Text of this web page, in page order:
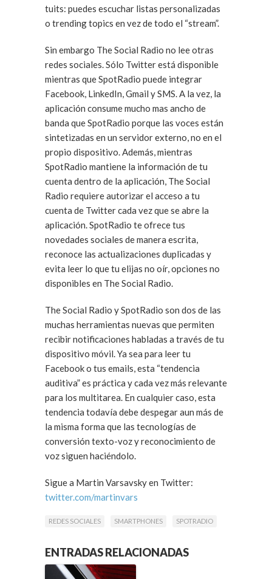
tuits: puedes escuchar listas personalizadas
o trending topics en vez de todo el “stream”.
Sin embargo The Social Radio no lee otras
redes sociales. Sólo Twitter está disponible
mientras que SpotRadio puede integrar
Facebook, LinkedIn, Gmail y SMS. A la vez, la
aplicación consume mucho mas ancho de
banda que SpotRadio porque las voces están
sintetizadas en un servidor externo, no en el
propio dispositivo. Además, mientras
SpotRadio mantiene la información de tu
cuenta dentro de la aplicación, The Social
Radio requiere autorizar el acceso a tu
cuenta de Twitter cada vez que se abre la
aplicación. SpotRadio te ofrece tus
novedades sociales de manera escrita,
reconoce las actualizaciones duplicadas y
evita leer lo que tu elijas no oír, opciones no
disponibles en The Social Radio.
The Social Radio y SpotRadio son dos de las
muchas herramientas nuevas que permiten
recibir notificaciones habladas a través de tu
dispositivo móvil. Ya sea para leer tu
Facebook o tus emails, esta “tendencia
auditiva” es práctica y cada vez más relevante
para los multitarea. En cualquier caso, esta
tendencia todavía debe despegar aun más de
la misma forma que las tecnologías de
conversión texto-voz y reconocimiento de
voz siguen haciéndolo.
Sigue a Martin Varsavsky en Twitter:
twitter.com/martinvars
REDES SOCIALES SMARTPHONES SPOTRADIO
ENTRADAS RELACIONADAS